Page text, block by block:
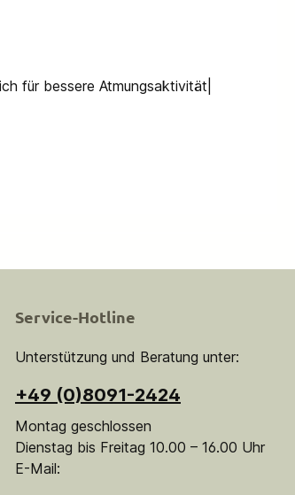
für bessere Atmungsaktivität|
Service-Hotline
Unterstützung und Beratung unter:
+49 (0)8091-2424
Montag geschlossen
Dienstag bis Freitag 10.00 – 16.00 Uhr
E-Mail: